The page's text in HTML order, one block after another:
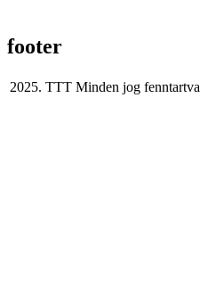
footer
2025. TTT Minden jog fenntartva